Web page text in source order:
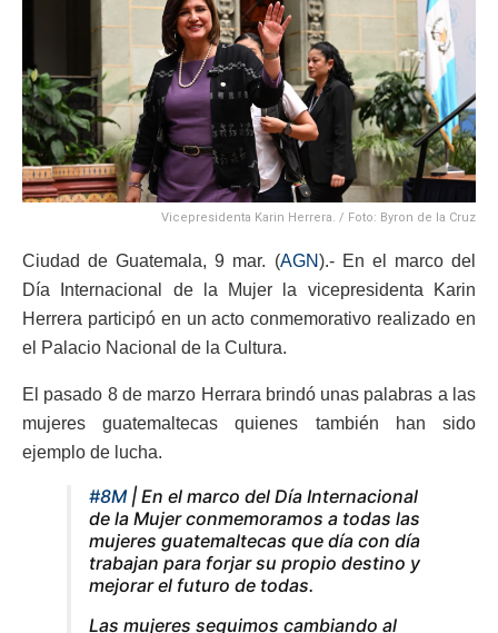
Vicepresidenta Karin Herrera. / Foto: Byron de la Cruz
Ciudad de Guatemala, 9 mar. (AGN).- En el marco del
Día Internacional de la Mujer la vicepresidenta Karin
Herrera participó en un acto conmemorativo realizado en
el Palacio Nacional de la Cultura.
El pasado 8 de marzo Herrara brindó unas palabras a las
mujeres guatemaltecas quienes también han sido
ejemplo de lucha.
#8M| En el marco del Día Internacional
de la Mujer conmemoramos a todas las
mujeres guatemaltecas que día con día
trabajan para forjar su propio destino y
mejorar el futuro de todas.
Las mujeres seguimos cambiando al